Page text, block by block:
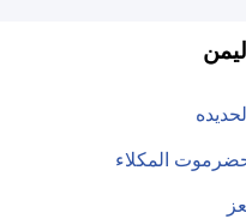
المكلاء